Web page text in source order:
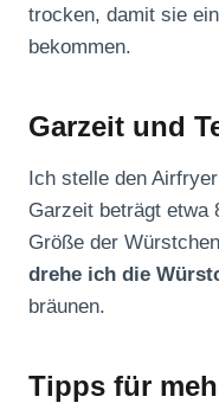
trocken, damit sie
bekommen.
Garzeit und
Ich stelle den
Garzeit beträgt etwa
Größe der
drehe ich die
bräunen.
Tipps für